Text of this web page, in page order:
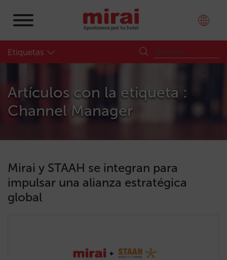
Etiquetas
Artículos con la etiqueta :
Channel Manager
Mirai y STAAH se integran para
impulsar una alianza estratégica
global